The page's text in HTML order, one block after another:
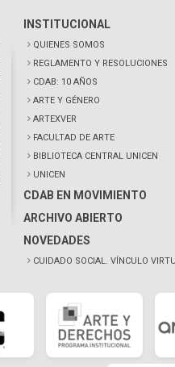
INSTITUCIONAL
QUIENES SOMOS
REGLAMENTO Y RESOLUCIONES
CDAB: 10 AÑOS
ARTE Y GÉNERO
ARTEXVER
FACULTAD DE ARTE
BIBLIOTECA CENTRAL UNICEN
UNICEN
CDAB EN MOVIMIENTO
ARCHIVO ABIERTO
NOVEDADES
CUIDADO SOCIAL. VÍNCULO